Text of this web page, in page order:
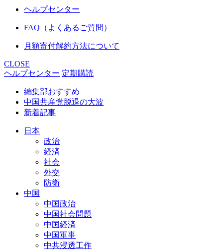
ヘルプセンター
FAQ（よくあるご質問）
月額寄付解約方法について
CLOSE
ヘルプセンター 定期購読
編集部おすすめ
中国共産党脱退の大波
新着記事
日本
政治
経済
社会
外交
防衛
中国
中国政治
中国社会問題
中国経済
中国軍事
中共浸透工作